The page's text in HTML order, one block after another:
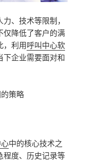
、技术等限制，
仅降低了客户的满
，利用呼叫中心软
下企业需要面对和
策略
中的核心技术之
程度、历史记录等